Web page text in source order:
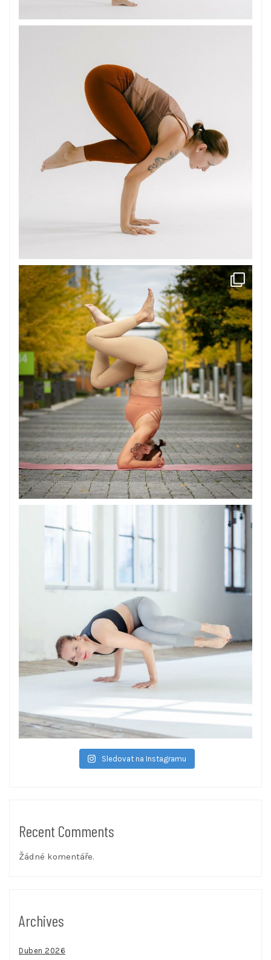
Sledovat na Instagramu
Recent Comments
Žádné komentáře.
Archives
Duben 2026